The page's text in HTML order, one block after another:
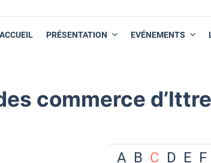
ACCUEIL PRÉSENTATION EVÉNEMENTS
commerce d’Ittre
A B C D E F